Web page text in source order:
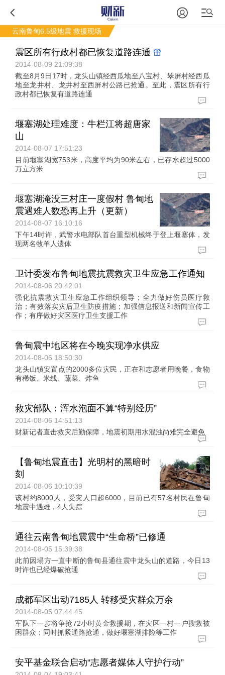
云南鲁甸6.5级地震 救援现场
震区所有行政村都已恢复道路连通
2014-08-09 21:09:38
截至8月9日17时，龙头山镇经西瓜地至八宝村、翠屏村经西瓜
地至龙井村、龙井村至西屏村公路已抢通。至此，震区所有行
政村都已恢复有道路连通
堰塞湖处理难度：牛栏江将超唐家
山
2014-08-07 17:51:23
目前堰塞湖宽753米，高度平均为90米左右，已存水超过5000
万立方米
堰塞湖淹没三村庄一度假村 鲁甸地
震遇难人数恐再上升（更新）
2014-08-07 16:10:16
下午14时许，武警水电部队首台重型机械终于登上堰塞体，发
现两名牧羊人遗体
卫计委发布鲁甸地震抗震救灾卫生应急工作通知
2014-08-06 20:42:01
强化抗震救灾卫生应急工作组织领导；全力做好伤员医疗救
治；有效落实灾后卫生防疫措施；加强信息报送和新闻宣传工
作；有序做好灾区医疗卫生支援工作
鲁甸震中地区将在今晚实现净水供应
2014-08-06 18:50:30
龙头山镇安置点的2000多位灾民，正在和志愿者用晚餐，食物
有稀饭、米线、蔬菜、炸鱼
救灾部队：浑水泡面不算“特别经历”
2014-08-06 14:51:13
财新记者直击救灾后勤保障，地震初期用水混浊尚难完全避免
【鲁甸地震直击】光明村的黑暗时
刻
2014-08-06 10:10:39
该村约8000人，受灾人口超6000，目前已有57名村民在鲁甸
地震中遇难，4人失踪
通往云南鲁甸地震震中“生命桥”已修通
2014-08-05 15:39:38
此前因塌方一直中断的鲁甸县通往震中龙头山的道路，今日13
时许也已经爆破抢通
成都军区出动7185人 转移受灾群众万余
2014-08-05 07:44:45
军队下一步将争抢72小时黄金救援期，在灾区一村一户搜救被
困群众；同时抓紧通路抢通，做好堰塞湖排险等工作
安平基金联合启动“志愿者媒体人守护行动”